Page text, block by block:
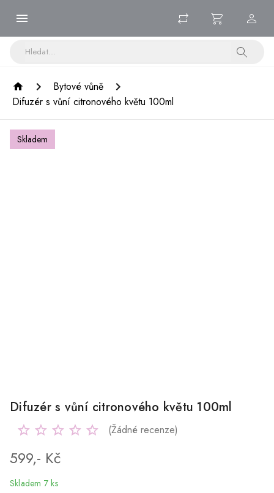
Bytové vůně
Difuzér s vůní citronového květu 100ml
Skladem
Difuzér s vůní citronového květu 100ml
(Žádné recenze)
599,- Kč
Skladem 7 ks